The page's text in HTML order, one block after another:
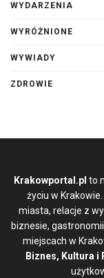
WYDARZENIA
WYRÓŻNIONE
WYWIADY
ZDROWIE
Krakowportal.pl to
życiu w
miasta, relacje z
biznesie,
miejscach w
Biznes, Kultura i